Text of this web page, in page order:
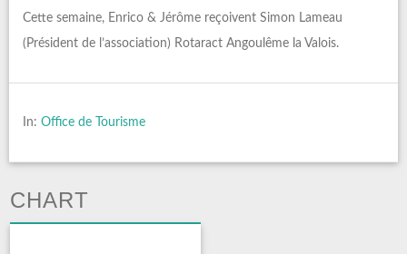
Cette semaine, Enrico & Jérôme reçoivent Simon Lameau
(Président de l’association) Rotaract Angoulême la Valois.
In: Office de Tourisme
CHART